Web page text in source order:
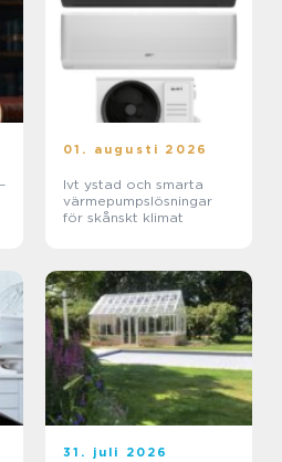
01. augusti 2026
Ivt ystad och smarta
värmepumpslösningar
för skånskt klimat
31. juli 2026